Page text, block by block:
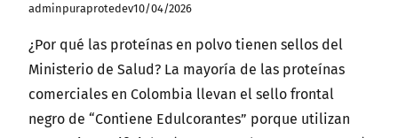
adminpuraprotedev10/04/2026
¿Por qué las proteínas en polvo tienen sellos del
Ministerio de Salud? La mayoría de las proteínas
comerciales en Colombia llevan el sello frontal
negro de “Contiene Edulcorantes” porque utilizan